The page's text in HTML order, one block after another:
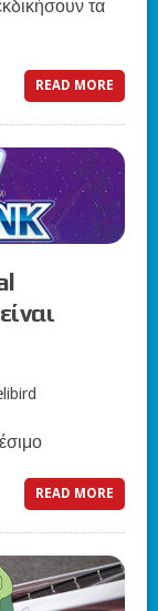
τα
READ MORE
READ MORE